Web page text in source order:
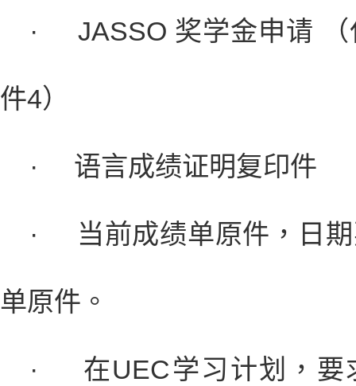
· JASSO 奖学金申请
件4）
· 语言成绩证明复印件
· 当前成绩单原件，日
单原件。
· 在UEC学习计划，